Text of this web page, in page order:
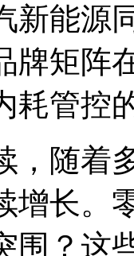
新能源
牌矩阵
耗管控
，随着
增长。
围？这